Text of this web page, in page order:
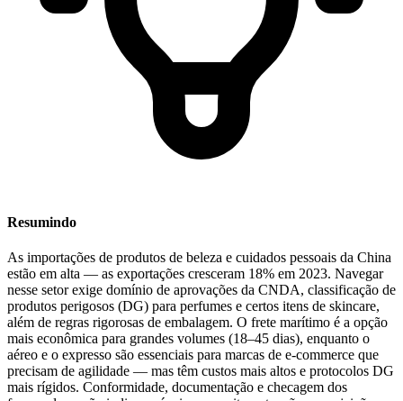
Resumindo
As importações de produtos de beleza e cuidados pessoais da China
estão em alta — as exportações cresceram 18% em 2023. Navegar
nesse setor exige domínio de aprovações da CNDA, classificação de
produtos perigosos (DG) para perfumes e certos itens de skincare,
além de regras rigorosas de embalagem. O frete marítimo é a opção
mais econômica para grandes volumes (18–45 dias), enquanto o
aéreo e o expresso são essenciais para marcas de e-commerce que
precisam de agilidade — mas têm custos mais altos e protocolos DG
mais rígidos. Conformidade, documentação e checagem dos